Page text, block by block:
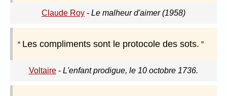
Claude Roy - Le malheur d'aimer (1958)
Les compliments sont le protocole des sots.
Voltaire - L'enfant prodigue, le 10 octobre 1736.